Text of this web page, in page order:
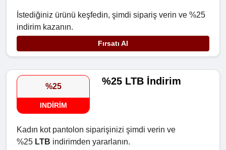
İstediğiniz ürünü keşfedin, şimdi sipariş verin ve %25
indirim kazanın.
Fırsatı Al
%25
INDIRIM
%25 LTB İndirim
Kadın kot pantolon siparişinizi şimdi verin ve
%25 LTB indirimden yararlanın.